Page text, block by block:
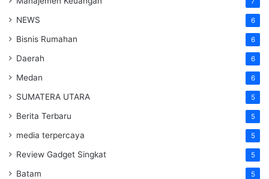
NEWS 6
Bisnis Rumahan 6
Daerah 6
Medan 6
SUMATERA UTARA 5
Berita Terbaru 5
media terpercaya 5
Review Gadget Singkat 5
Batam 5